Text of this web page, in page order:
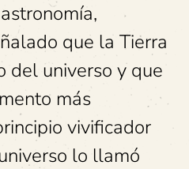
que la Tierra
del universo y que
más
vivificador
lo llamó